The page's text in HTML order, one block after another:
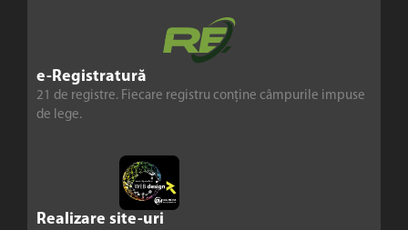
e-Registratură
21 de registre. Fiecare registru conține câmpurile impuse
de lege.
Realizare site-uri